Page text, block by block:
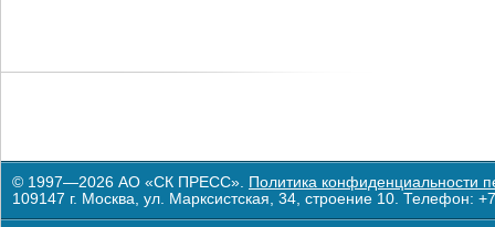
© 1997—2026 АО «СК ПРЕСС». Политика конфиденциальности
109147 г. Москва, ул. Марксистская, 34, строение 10. Телефон: